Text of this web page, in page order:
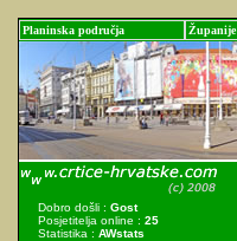
Planinska područja Županije
Dobro došli : Gost
Posjetitelja online : 25
Statistika : AWstats